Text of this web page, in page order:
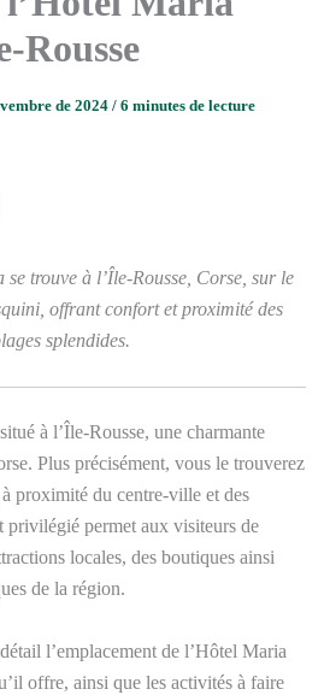
Rousse
de 2024/ 6 minutes de lecture
trouve à l’Île-Rousse, Corse, sur le
offrant confort et proximité des
splendides.
à l’Île-Rousse, une charmante
Plus précisément, vous le trouverez
à proximité du centre-ville et des
privilégié permet aux visiteurs de
locales, des boutiques ainsi
de la région.
l’emplacement de l’Hôtel Maria
offre, ainsi que les activités à faire